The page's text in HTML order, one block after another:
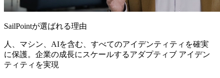
SailPointが選ばれる理由
人、マシン、AIを含む、すべてのアイデンティティを確実
に保護。企業の成長にスケールするアダプティブ アイデン
ティティを実現